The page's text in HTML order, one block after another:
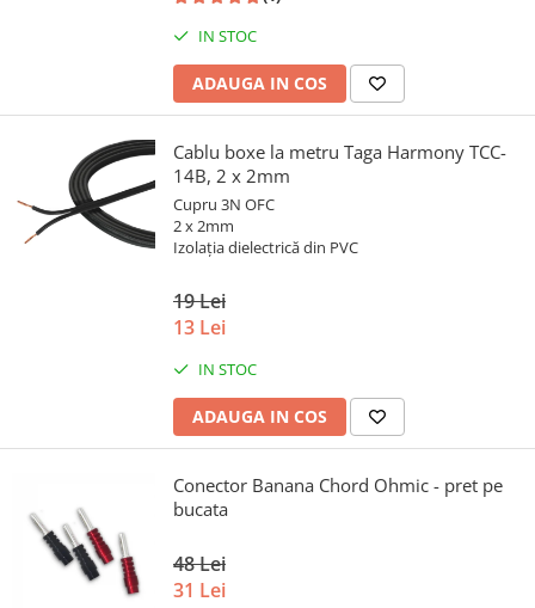
IN STOC
ADAUGA IN COS
Cablu boxe la metru Taga Harmony TCC-
14B, 2 x 2mm
Cupru 3N OFC
2 x 2mm
Izolația dielectrică din PVC
19 Lei
13 Lei
IN STOC
ADAUGA IN COS
Conector Banana Chord Ohmic - pret pe
bucata
48 Lei
31 Lei